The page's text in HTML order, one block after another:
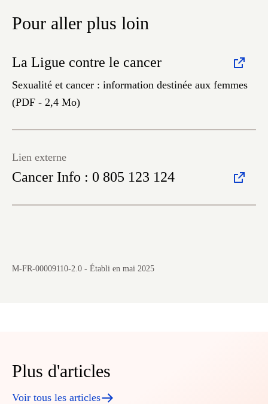
Pour aller plus loin
La Ligue contre le cancer
Sexualité et cancer : information destinée aux femmes
(PDF - 2,4 Mo)
Cancer Info : 0 805 123 124
Lien externe
M-FR-00009110-2.0 - Établi en mai 2025
Plus d'articles
Voir tous les articles